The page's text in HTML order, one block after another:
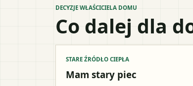
DECYZJE WŁAŚCICIELA DOMU
Co dalej dla
STARE ŹRÓDŁO CIEPŁA
Mam stary piec